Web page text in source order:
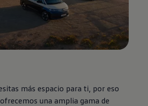
más espacio para ti, por eso
una amplia gama de